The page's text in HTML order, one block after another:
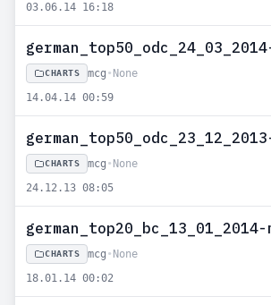
03.06.14 16:18
CHARTS mcg • None
14.04.14 00:59
CHARTS mcg • None
24.12.13 08:05
german_top20_bc_13_01_2014-
CHARTS mcg • None
18.01.14 00:02